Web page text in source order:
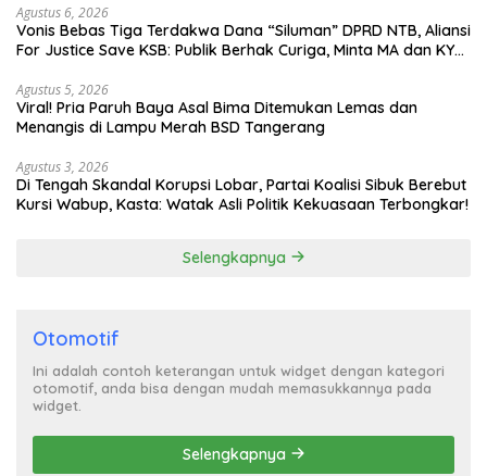
Agustus 6, 2026
Vonis Bebas Tiga Terdakwa Dana “Siluman” DPRD NTB, Aliansi
For Justice Save KSB: Publik Berhak Curiga, Minta MA dan KY
Agustus 5, 2026
Viral! Pria Paruh Baya Asal Bima Ditemukan Lemas dan
Menangis di Lampu Merah BSD Tangerang
Agustus 3, 2026
Di Tengah Skandal Korupsi Lobar, Partai Koalisi Sibuk Berebut
Kursi Wabup, Kasta: Watak Asli Politik Kekuasaan Terbongkar!
Selengkapnya
Otomotif
Ini adalah contoh keterangan untuk widget dengan kategori
otomotif, anda bisa dengan mudah memasukkannya pada
widget.
Selengkapnya